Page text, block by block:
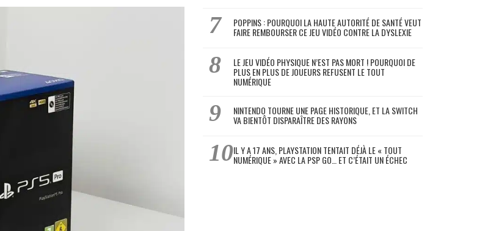
POPPINS : POURQUOI LA HAUTE AUTORITÉ DE SANTÉ VEUT
FAIRE REMBOURSER CE JEU VIDÉO CONTRE LA DYSLEXIE
LE JEU VIDÉO PHYSIQUE N’EST PAS MORT ! POURQUOI DE
PLUS EN PLUS DE JOUEURS REFUSENT LE TOUT
NUMÉRIQUE
NINTENDO TOURNE UNE PAGE HISTORIQUE, ET LA SWITCH
VA BIENTÔT DISPARAÎTRE DES RAYONS
IL Y A 17 ANS, PLAYSTATION TENTAIT DÉJÀ LE « TOUT
NUMÉRIQUE » AVEC LA PSP GO… ET C’ÉTAIT UN ÉCHEC